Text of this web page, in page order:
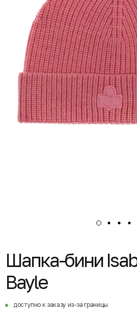
Шапка-бини
Bayle
доступно к заказу из-за границы